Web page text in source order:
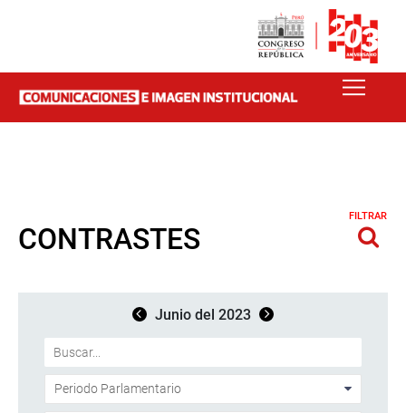
CONTRASTES
FILTRAR
Junio del 2023